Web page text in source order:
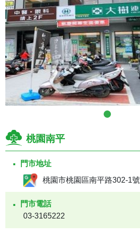
桃園南平
門市地址
桃園市桃園區南平路302-1號
門市電話
03-3165222